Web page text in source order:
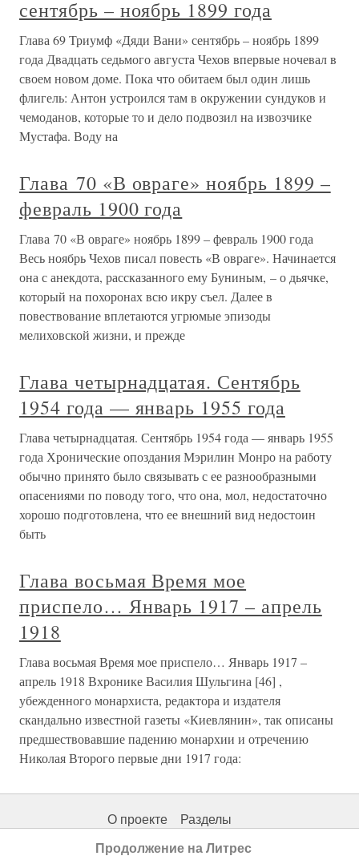
сентябрь – ноябрь 1899 года
Глава 69 Триумф «Дяди Вани» сентябрь – ноябрь 1899
года Двадцать седьмого августа Чехов впервые ночевал в
своем новом доме. Пока что обитаем был один лишь
флигель: Антон устроился там в окружении сундуков и
чемоданов, которые то и дело подвозил на извозчике
Мустафа. Воду на
Глава 70 «В овраге» ноябрь 1899 –
февраль 1900 года
Глава 70 «В овраге» ноябрь 1899 – февраль 1900 года
Весь ноябрь Чехов писал повесть «В овраге». Начинается
она с анекдота, рассказанного ему Буниным, – о дьячке,
который на похоронах всю икру съел. Далее в
повествование вплетаются угрюмые эпизоды
мелиховской жизни, и прежде
Глава четырнадцатая. Сентябрь
1954 года — январь 1955 года
Глава четырнадцатая. Сентябрь 1954 года — январь 1955
года Хронические опоздания Мэрилин Монро на работу
обычно принято было связывать с ее разнообразными
опасениями по поводу того, что она, мол, недостаточно
хорошо подготовлена, что ее внешний вид недостоин
быть
Глава восьмая Время мое
приспело… Январь 1917 – апрель
1918
Глава восьмая Время мое приспело… Январь 1917 –
апрель 1918 Вхронике Василия Шульгина [46] ,
убежденного монархиста, редактора и издателя
скандально известной газеты «Киевлянин», так описаны
предшествовавшие падению монархии и отречению
Николая Второго первые дни 1917 года:
О проекте Разделы
Продолжение на Литрес